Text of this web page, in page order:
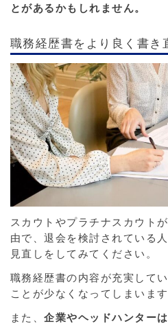
とがあるかもしれません。
職務経歴書をより良く書き
スカウトやプラチナスカウト
由で、退会を検討されている
見直し をしてみてください。
職務経歴書の内容が充実して
ことが少なくなってしまいます
また、企業やヘッドハンター